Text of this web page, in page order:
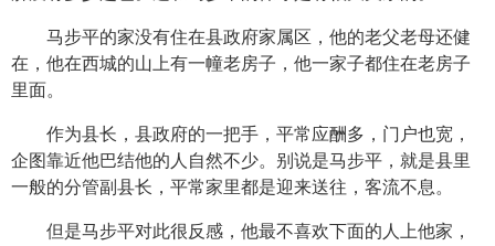
马步平的家没有住在县政府家属区，他的老父老母还健
在，他在西城的山上有一幢老房子，他一家子都住在老房子
里面。
作为县长，县政府的一把手，平常应酬多，门户也宽，
企图靠近他巴结他的人自然不少。别说是马步平，就是县里
一般的分管副县长，平常家里都是迎来送往，客流不息。
但是马步平对此很反感，他最不喜欢下面的人上他家，